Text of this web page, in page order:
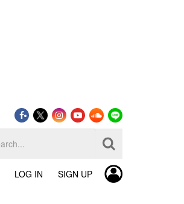
LOG IN SIGN UP